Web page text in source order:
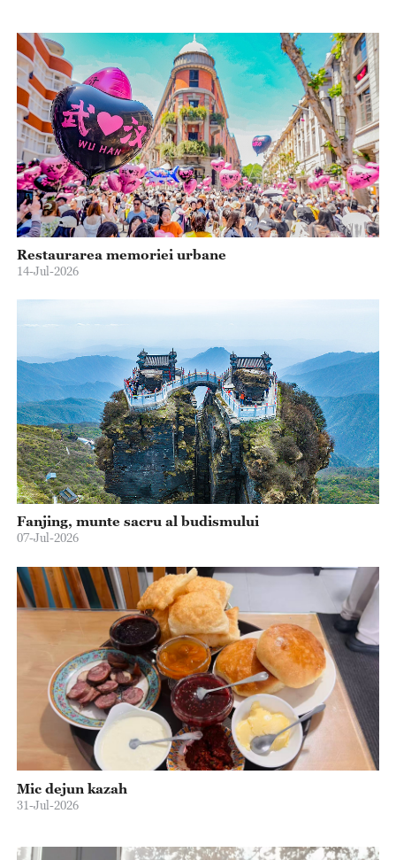
Restaurarea memoriei urbane
14-Jul-2026
Fanjing, munte sacru al budismului
07-Jul-2026
Mic dejun kazah
31-Jul-2026